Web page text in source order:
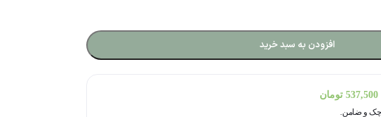
افزودن به سبد خرید
537,500 تومان